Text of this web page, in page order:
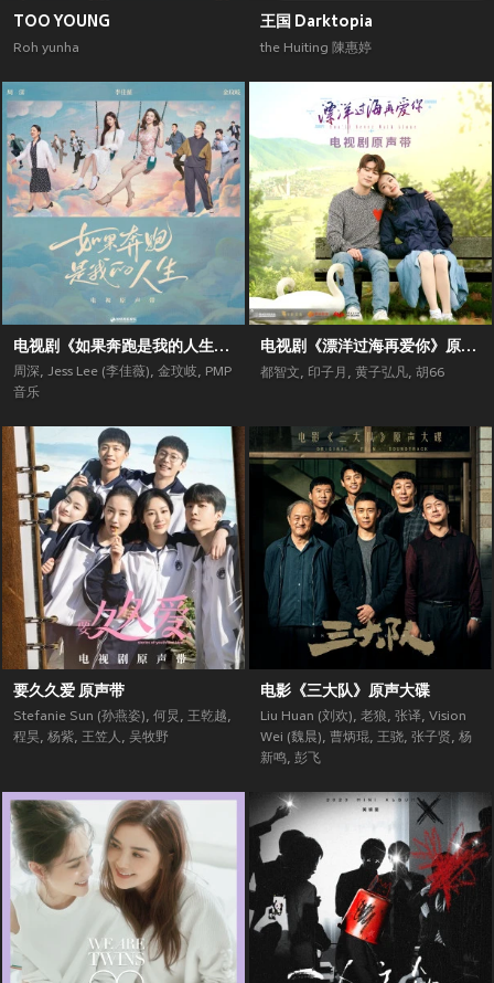
TOO YOUNG
Roh yunha
王国 Darktopia
the Huiting 陳惠婷
电视剧《如果奔跑是我的人生》原声带
周深, Jess Lee (李佳薇), 金玟岐, PMP
音乐
电视剧《漂洋过海再爱你》原声带
都智文, 印子月 , 黄子弘凡, 胡66
要久久爱 原声带
Stefanie Sun (孙燕姿), 何炅, 王乾越,
程昊, 杨紫, 王笠人, 吴牧野
电影《三大队》原声大碟
Liu Huan (刘欢), 老狼, 张译, Vision
Wei (魏晨), 曹炳琨, 王骁, 张子贤, 杨
新鸣, 彭飞